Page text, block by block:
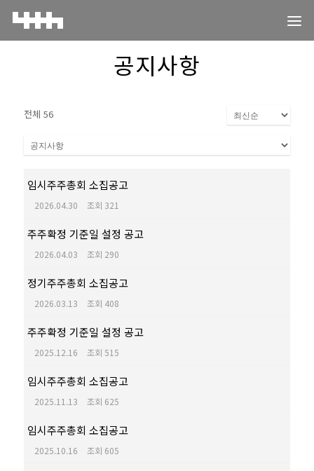
공지사항
전체 56
임시주주총회 소집공고
2026.04.30 조회 321
주주확정 기준일 설정 공고
2026.04.03 조회 290
정기주주총회 소집공고
2026.03.13 조회 408
주주확정 기준일 설정 공고
2025.12.16 조회 515
임시주주총회 소집공고
2025.11.13 조회 625
임시주주총회 소집공고
2025.10.16 조회 605